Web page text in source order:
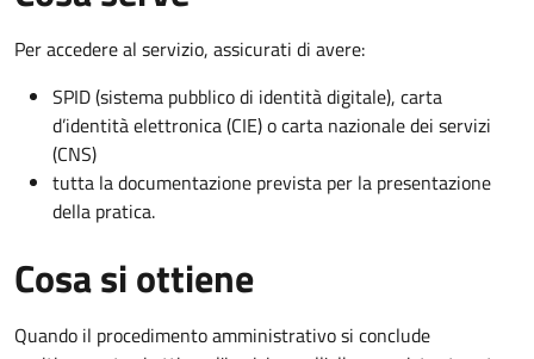
Per accedere al servizio, assicurati di avere:
SPID (sistema pubblico di identità digitale), carta
d’identità elettronica (CIE) o carta nazionale dei servizi
(CNS)
tutta la documentazione prevista per la presentazione
della pratica.
Cosa si ottiene
Quando il procedimento amministrativo si conclude